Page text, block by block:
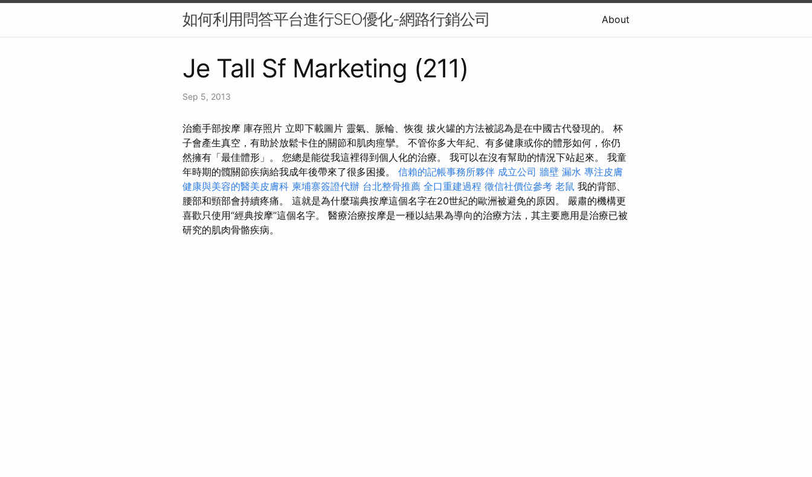
如何利用問答平台進行SEO優化-網路行銷公司 About
Je Tall Sf Marketing (211)
Sep 5, 2013
治癒手部按摩 庫存照片 立即下載圖片 靈氣、脈輪、恢復 拔火罐的方法被認為是在中國古代發現的。 杯
子會產生真空，有助於放鬆卡住的關節和肌肉痙攣。 不管你多大年紀、有多健康或你的體形如何，你仍
然擁有「最佳體形」。 您總是能從我這裡得到個人化的治療。 我可以在沒有幫助的情況下站起來。 我童
年時期的髖關節疾病給我成年後帶來了很多困擾。 信賴的記帳事務所夥伴 成立公司 牆壁 漏水 專注皮膚
健康與美容的醫美皮膚科 柬埔寨簽證代辦 台北整骨推薦 全口重建過程 徵信社價位參考 老鼠 我的背部、
腰部和頸部會持續疼痛。 這就是為什麼瑞典按摩這個名字在20世紀的歐洲被避免的原因。 嚴肅的機構更
喜歡只使用“經典按摩”這個名字。 醫療治療按摩是一種以結果為導向的治療方法，其主要應用是治療已被
研究的肌肉骨骼疾病。